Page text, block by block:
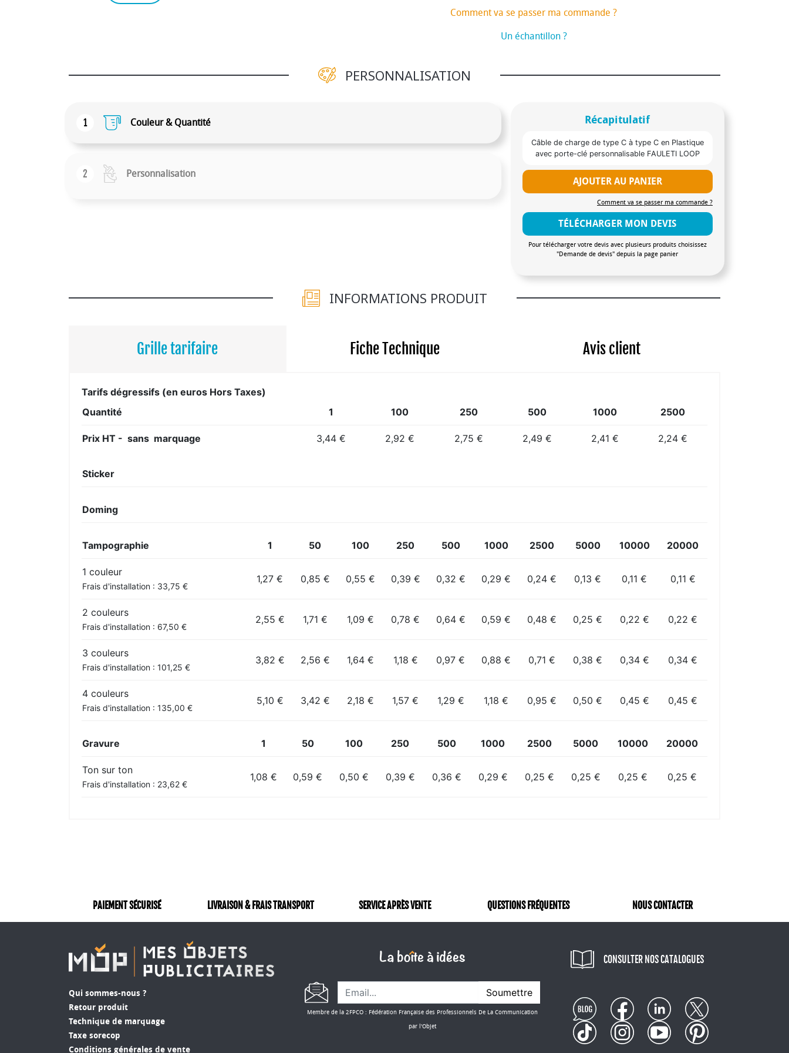
Comment va se passer ma commande ?
Un échantillon ?
PERSONNALISATION
1 Couleur & Quantité
2 Personnalisation
Récapitulatif
Câble de charge de type C à type C en Plastique
avec porte-clé personnalisable FAULETI LOOP
AJOUTER AU PANIER
Comment va se passer ma commande ?
TÉLÉCHARGER MON DEVIS
Pour télécharger votre devis avec plusieurs produits choisissez
"Demande de devis" depuis la page panier
INFORMATIONS PRODUIT
Grille tarifaire Fiche Technique Avis client
Tarifs dégressifs (en euros Hors Taxes)
Quantité
1 100 250 500 1000 2500
Prix HT - sans marquage 3,44 € 2,92 € 2,75 € 2,49 € 2,41 € 2,24 €
Sticker
Doming
Tampographie 1 50 100 250 500 1000 2500 5000 10000 20000
1 couleur
Frais d'installation : 33,75 €
1,27 € 0,85 € 0,55 € 0,39 € 0,32 € 0,29 € 0,24 € 0,13 € 0,11 € 0,11 €
2 couleurs
Frais d'installation : 67,50 €
2,55 € 1,71 € 1,09 € 0,78 € 0,64 € 0,59 € 0,48 € 0,25 € 0,22 € 0,22 €
3 couleurs
Frais d'installation : 101,25 €
3,82 € 2,56 € 1,64 € 1,18 € 0,97 € 0,88 € 0,71 € 0,38 € 0,34 € 0,34 €
4 couleurs
Frais d'installation : 135,00 €
5,10 € 3,42 € 2,18 € 1,57 € 1,29 € 1,18 € 0,95 € 0,50 € 0,45 € 0,45 €
Gravure 1 50 100 250 500 1000 2500 5000 10000 20000
Ton sur ton
Frais d'installation : 23,62 €
1,08 € 0,59 € 0,50 € 0,39 € 0,36 € 0,29 € 0,25 € 0,25 € 0,25 € 0,25 €
PAIEMENT SÉCURISÉ LIVRAISON & FRAIS TRANSPORT SERVICE APRÈS VENTE QUESTIONS FRÉQUENTES NOUS CONTACTER
Qui sommes-nous ?
Retour produit
Technique de marquage
Taxe sorecop
Conditions générales de vente
Soumettre
Membre de la 2FPCO : Fédération Française des Professionnels De La Communication
par l'Objet
CONSULTER NOS CATALOGUES